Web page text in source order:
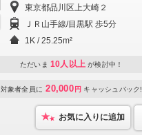
東京都品川区上大崎２
ＪＲ山手線/目黒駅 歩5分
1K / 25.25m²
ただいま 10人以上 が検討中！
対象者全員に 20,000 円 キャッシュバック!
お気に入りに追加